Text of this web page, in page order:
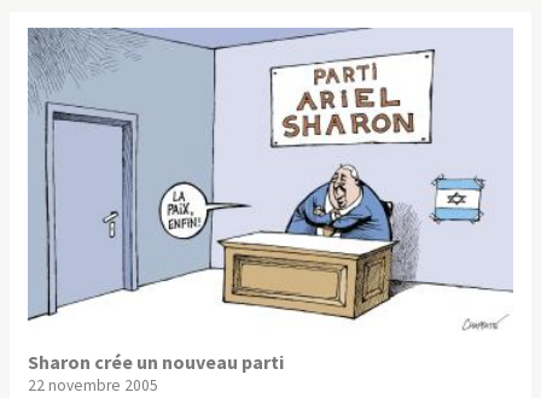
Sharon crée un nouveau parti
22 novembre 2005